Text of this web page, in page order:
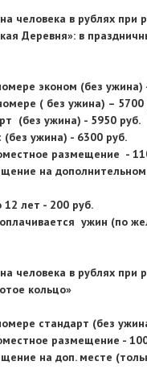
человека в рублях при
Деревня»: в
эконом (без ужина)
( без ужина) – 5700
(без ужина) - 5950 руб.
(без ужина) - 6300 руб.
размещение -
на
лет - 200 руб.
ужин (по
человека в рублях при
кольцо»
стандарт (без
размещение -
на доп. месте